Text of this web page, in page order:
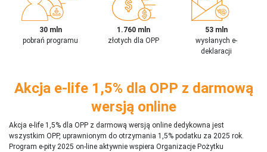
30 mln
pobrań programu
1.760 mln
złotych dla OPP
53 mln
wysłanych e-
deklaracji
Akcja e-life 1,5% dla OPP z darmową
wersją online
Akcja e-life 1,5% dla OPP z darmową wersją online dedykowna jest
wszystkim OPP, uprawnionym do otrzymania 1,5% podatku za 2025 rok.
Program e-pity 2025 on-line aktywnie wspiera Organizacje Pożytku